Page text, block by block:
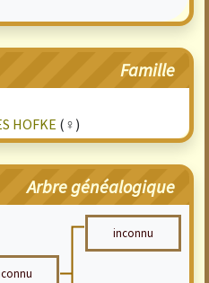
Famille
HOFKE (♀)
Arbre généalogique
inconnu